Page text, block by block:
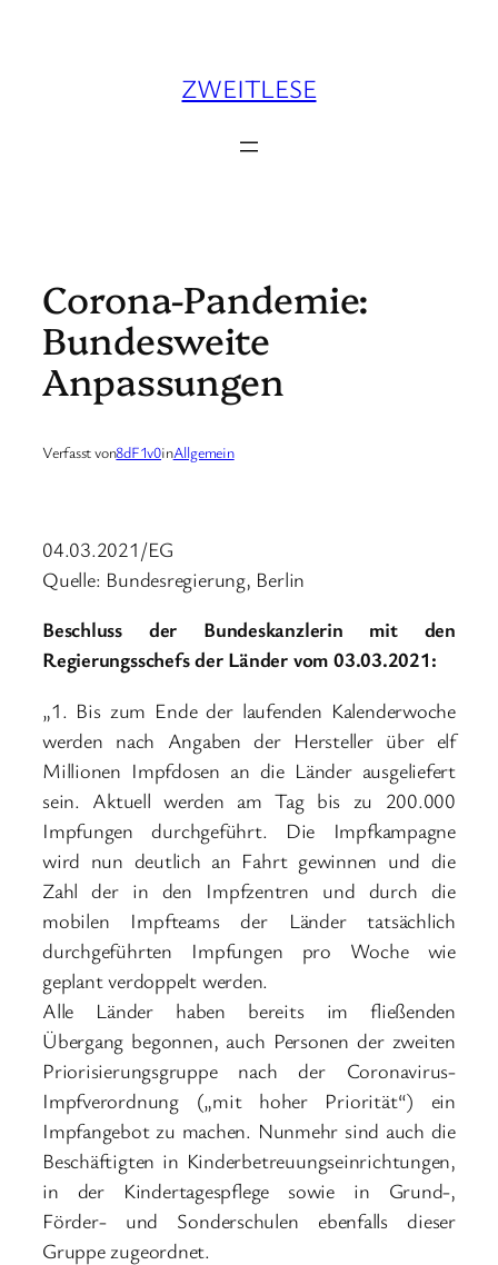
ZWEITLESE
Corona-Pandemie:
Bundesweite
Anpassungen
Verfasst von8dF1v0inAllgemein
04.03.2021/EG
Quelle: Bundesregierung, Berlin
Beschluss der Bundeskanzlerin mit den
Regierungsschefs der Länder vom 03.03.2021:
„1. Bis zum Ende der laufenden Kalenderwoche
werden nach Angaben der Hersteller über elf
Millionen Impfdosen an die Länder ausgeliefert
sein. Aktuell werden am Tag bis zu 200.000
Impfungen durchgeführt. Die Impfkampagne
wird nun deutlich an Fahrt gewinnen und die
Zahl der in den Impfzentren und durch die
mobilen Impfteams der Länder tatsächlich
durchgeführten Impfungen pro Woche wie
geplant verdoppelt werden.
Alle Länder haben bereits im fließenden
Übergang begonnen, auch Personen der zweiten
Priorisierungsgruppe nach der Coronavirus-
Impfverordnung („mit hoher Priorität“) ein
Impfangebot zu machen. Nunmehr sind auch die
Beschäftigten in Kinderbetreuungseinrichtungen,
in der Kindertagespflege sowie in Grund-,
Förder- und Sonderschulen ebenfalls dieser
Gruppe zugeordnet.